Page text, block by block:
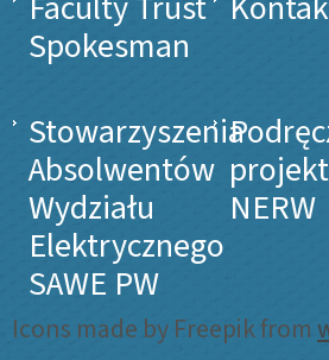
Spokesman
Stowarzyszenia
Absolwentów
Wydziału
Elektrycznego
SAWE PW
projekt
NERW
Icons made by Freepik from